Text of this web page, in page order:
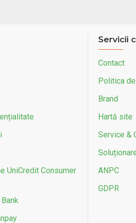
Aluminiu V-Brake
UniCredit Consumer
Servicii
Contact
Politica
Brand
Hartă site
Service &
ANPC
GDPR